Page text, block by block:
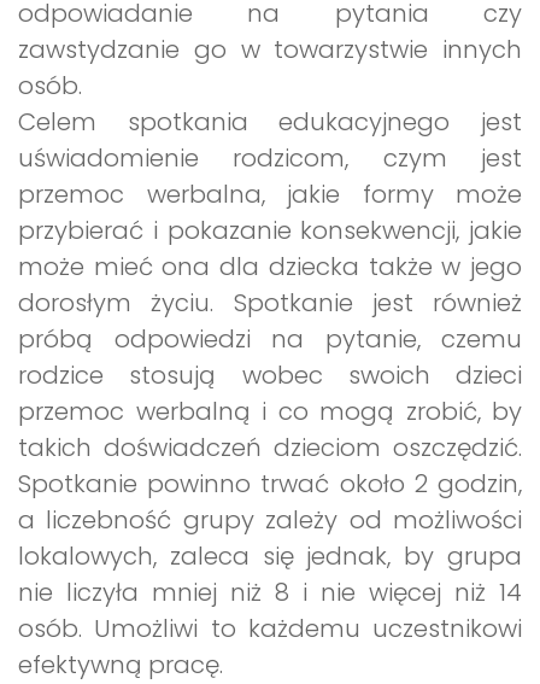
odpowiadanie na pytania czy
zawstydzanie go w towarzystwie innych
osób.
Celem spotkania edukacyjnego jest
uświadomienie rodzicom, czym jest
przemoc werbalna, jakie formy może
przybierać i pokazanie konsekwencji, jakie
może mieć ona dla dziecka także w jego
dorosłym życiu. Spotkanie jest również
próbą odpowiedzi na pytanie, czemu
rodzice stosują wobec swoich dzieci
przemoc werbalną i co mogą zrobić, by
takich doświadczeń dzieciom oszczędzić.
Spotkanie powinno trwać około 2 godzin,
a liczebność grupy zależy od możliwości
lokalowych, zaleca się jednak, by grupa
nie liczyła mniej niż 8 i nie więcej niż 14
osób. Umożliwi to każdemu uczestnikowi
efektywną pracę.